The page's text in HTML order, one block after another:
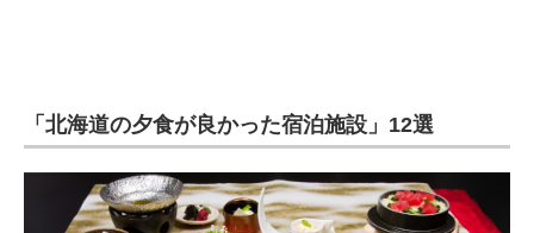
「北海道の夕食が良かった宿泊施設」12選